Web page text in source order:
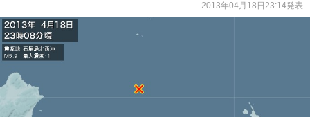
2013年04月18日23:14発表